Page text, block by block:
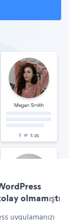
olmamıştı
uygulamanızı